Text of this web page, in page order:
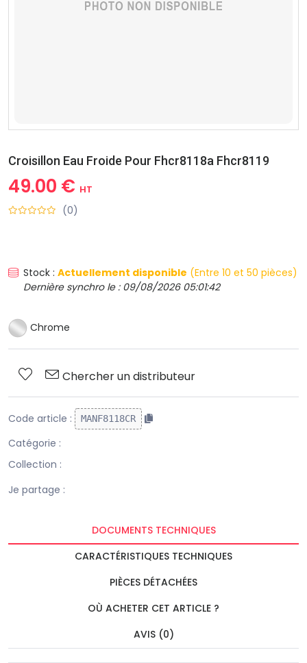
Croisillon Eau Froide Pour Fhcr8118a Fhcr8119
49.00 € HT
(0)
Stock : Actuellement disponible (Entre 10 et 50 pièces)
Dernière synchro le : 09/08/2026 05:01:42
Chrome
Chercher un distributeur
Code article : MANF8118CR
Catégorie :
Collection :
Je partage :
DOCUMENTS TECHNIQUES
CARACTÉRISTIQUES TECHNIQUES
PIÈCES DÉTACHÉES
OÙ ACHETER CET ARTICLE ?
AVIS (0)